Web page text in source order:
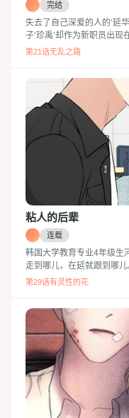
完结
失去了自己深爱的人的‘延
子‘珍禹’却作为新职员出
待他,但珍禹却并不以为然
第21话无乱之路
粘人的后辈
连载
韩国大学教育专业4年级生
走到哪儿，在延就跟到哪
象...泰熙的教育实习是否能
第29话有灵性的花